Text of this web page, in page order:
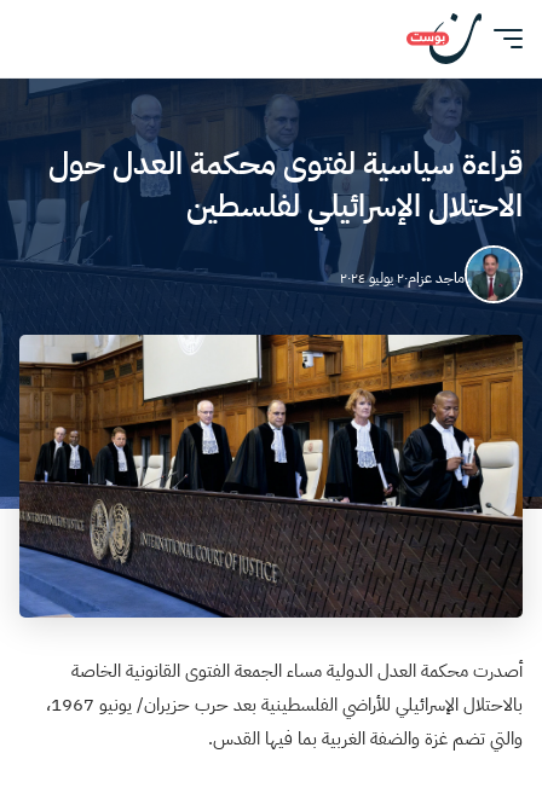
قراءة سياسية لفتوى محكمة العدل حول
الاحتلال الإسرائيلي لفلسطين
ماجد عزام٢٠ يوليو ٢٠٢٤
أصدرت محكمة العدل الدولية مساء الجمعة الفتوى القانونية الخاصة
بالاحتلال الإسرائيلي للأراضي الفلسطينية بعد حرب حزيران/ يونيو 1967،
والتي تضم غزة والضفة الغربية بما فيها القدس.